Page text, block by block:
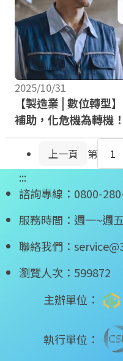
2025/10/31
【製造業 | 數位轉型
補助，化危機為轉機！
上一頁 第
:::
諮詢專線： 0800-
服務時間：週一~週
聯絡我們：
瀏覽人次：599872
主辦單位：
執行單位：